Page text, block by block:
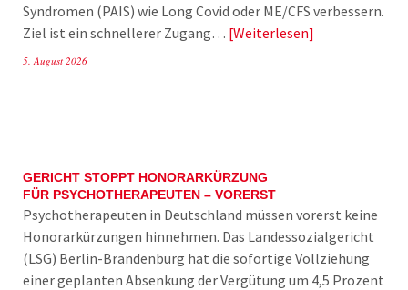
Syndromen (PAIS) wie Long Covid oder ME/CFS verbessern.
Ziel ist ein schnellerer Zugang… Weiterlesen
5. August 2026
GERICHT STOPPT HONORARKÜRZUNG
FÜR PSYCHOTHERAPEUTEN – VORERST
Psychotherapeuten in Deutschland müssen vorerst keine
Honorarkürzungen hinnehmen. Das Landessozialgericht
(LSG) Berlin-Brandenburg hat die sofortige Vollziehung
einer geplanten Absenkung der Vergütung um 4,5 Prozent